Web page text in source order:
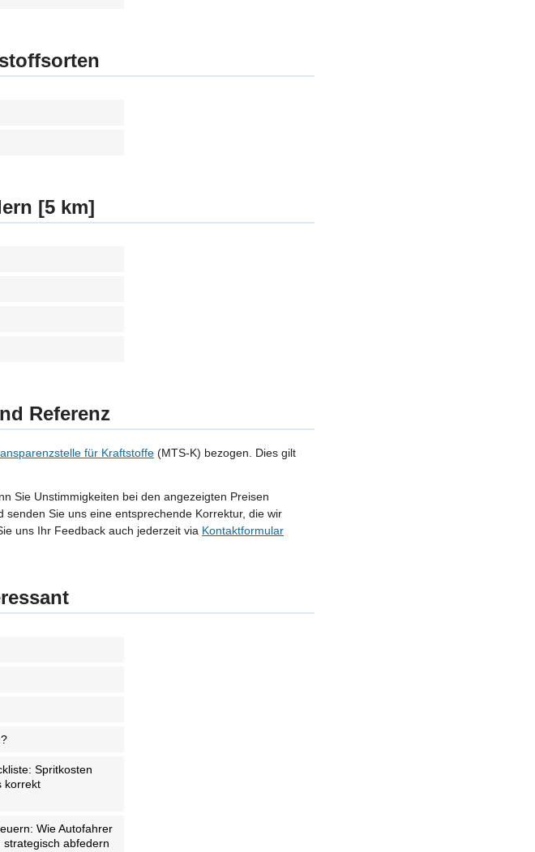
[5 km]
Referenz
für Kraftstoffe (MTS-K) bezogen. Dies gilt
Sie Unstimmigkeiten bei den angezeigten Preisen
Sie uns eine entsprechende Korrektur, die wir
uns Ihr Feedback auch jederzeit via Kontaktformular
Spritkosten
korrekt
Wie Autofahrer
abfedern